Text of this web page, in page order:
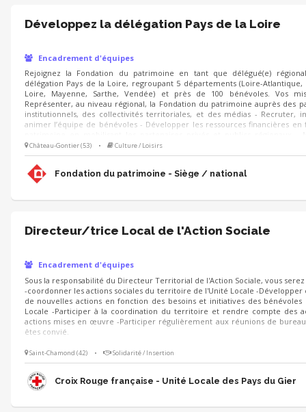
Développez la délégation Pays de la Loire
Encadrement d'équipes
Rejoignez la Fondation du patrimoine en tant que délégué(e)
délégation Pays de la Loire, regroupant 5 départements (Loire-Atlantique,
Loire, Mayenne, Sarthe, Vendée) et près de 100 bénévoles. Vos
Représenter, au niveau régional, la Fondation du patrimoine auprès des
institutionnels, des collectivités territoriales, et des médias - Recruter,
animer l’équipe de bénévoles - Développer les ressources financières en
oeuvre dans la région les axes stratégiques de la Fondation, au
patrimoine et des territoires
Château-Gontier (53) • Culture / Loisirs
Fondation du patrimoine - Siège / national
Directeur/trice Local de l'Action Sociale
Encadrement d'équipes
Sous la responsabilité du Directeur Territorial de l'Action Sociale, vous
-coordonner les actions sociales du territoire de l'Unité Locale -Développer
de nouvelles actions en fonction des besoins et initiatives des bénévoles
Locale -Participer à la coordination du territoire et rendre compte des
actions mises en œuvre -Participer régulièrement aux réunions de
êtes convié.
Saint-Chamond (42) • Solidarité / Insertion
Croix Rouge française - Unité Locale des Pays du Gier